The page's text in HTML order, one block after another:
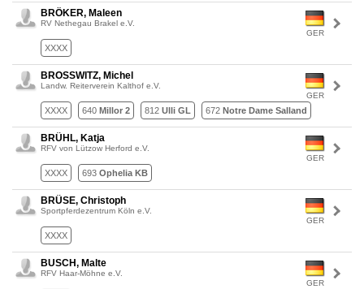
GER
BRÖKER, Maleen
RV Nethegau Brakel e.V.
XXXX
GER
BROSSWITZ, Michel
Landw. Reiterverein Kalthof e.V.
XXXX 640 Millor 2 812 Ulli GL 672 Notre Dame Salland
GER
BRÜHL, Katja
RFV von Lützow Herford e.V.
XXXX 693 Ophelia KB
GER
BRÜSE, Christoph
Sportpferdezentrum Köln e.V.
XXXX
GER
BUSCH, Malte
RFV Haar-Möhne e.V.